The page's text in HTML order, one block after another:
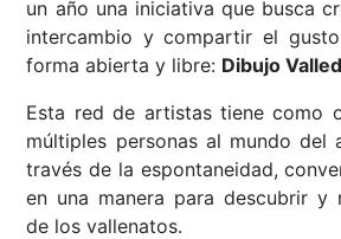
un año una iniciativa que busca
intercambio y compartir el
forma abierta y libre: Dibujo
Esta red de artistas tiene como
múltiples personas al mundo del
través de la espontaneidad,
en una manera para descubrir y
de los vallenatos.